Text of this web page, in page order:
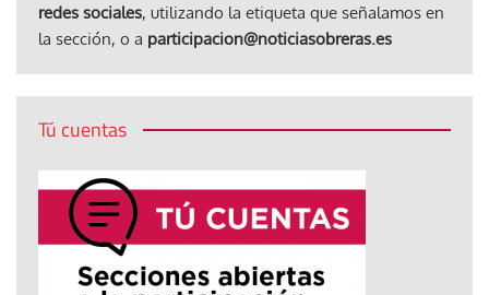
redes sociales, utilizando la etiqueta que señalamos en
la sección, o a participacion@noticiasobreras.es
Tú cuentas